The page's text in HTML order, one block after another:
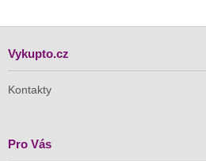
Vykupto.cz
Kontakty
Pro Vás